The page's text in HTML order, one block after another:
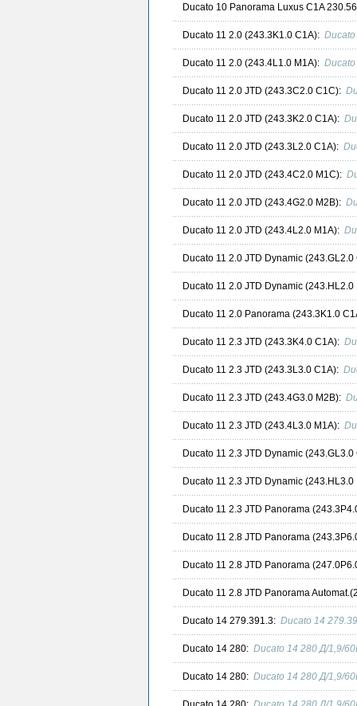
Ducato 10 Panorama Luxus C1A
Ducato 11 2.0 (243.3K1.0 C1A):
Ducato 11 2.0 (243.4L1.0 M1A):
Ducato 11 2.0 JTD (243.3C2.0 C1C):
Ducato 11 2.0 JTD (243.3K2.0 C1A):
Ducato 11 2.0 JTD (243.3L2.0 C1A):
Ducato 11 2.0 JTD (243.4C2.0 M1C):
Ducato 11 2.0 JTD (243.4G2.0 M2B):
Ducato 11 2.0 JTD (243.4L2.0 M1A):
Ducato 11 2.0 JTD Dynamic
Ducato 11 2.0 JTD Dynamic
Ducato 11 2.0 Panorama (243.3K1.0
Ducato 11 2.3 JTD (243.3K4.0 C1A):
Ducato 11 2.3 JTD (243.3L3.0 C1A):
Ducato 11 2.3 JTD (243.4G3.0 M2B):
Ducato 11 2.3 JTD (243.4L3.0 M1A):
Ducato 11 2.3 JTD Dynamic
Ducato 11 2.3 JTD Dynamic
Ducato 11 2.3 JTD Panorama
Ducato 11 2.8 JTD Panorama
Ducato 11 2.8 JTD Panorama
Ducato 11 2.8 JTD Panorama
Ducato 14 279.391.3: Ducato 14
Ducato 14 280: Ducato 14 280 Д/1,9/
Ducato 14 280: Ducato 14 280 Д/1,9/